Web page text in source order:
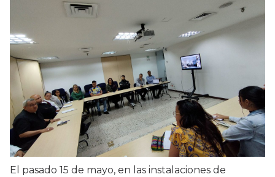
El pasado 15 de mayo, en las instalaciones de